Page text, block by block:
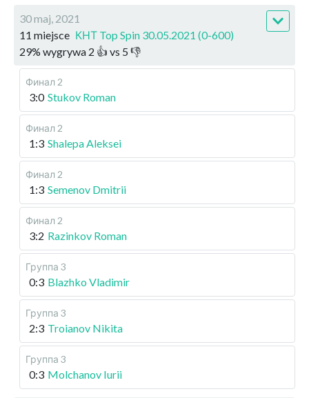
30 maj, 2021
11 miejsce КНТ Top Spin 30.05.2021 (0-600)
29% wygrywa 2 👍 vs 5 👎
Финал 2
3:0 Stukov Roman
Финал 2
1:3 Shalepa Aleksei
Финал 2
1:3 Semenov Dmitrii
Финал 2
3:2 Razinkov Roman
Группа 3
0:3 Blazhko Vladimir
Группа 3
2:3 Troianov Nikita
Группа 3
0:3 Molchanov Iurii